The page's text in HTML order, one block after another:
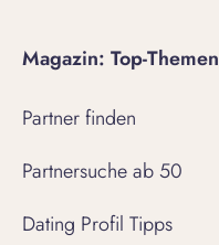
Magazin: Top-Themen
Partner finden
Partnersuche ab 50
Dating Profil Tipps